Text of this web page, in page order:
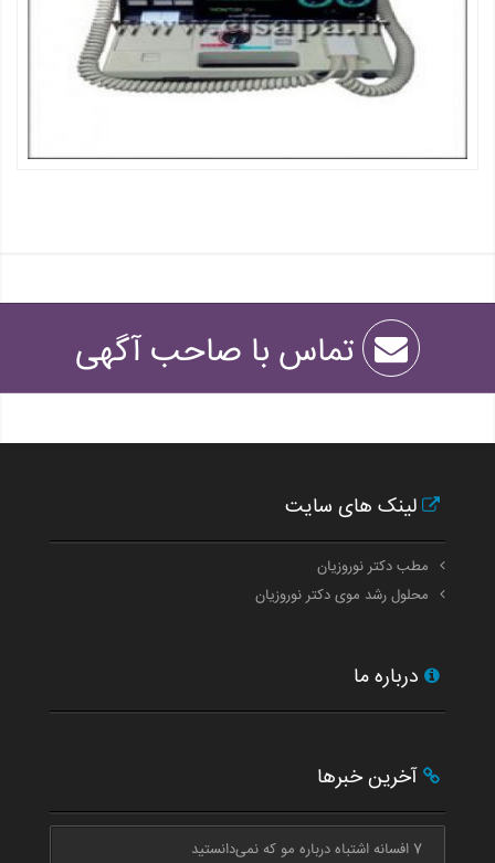
تماس با صاحب آگهی
لینک های سایت
مطب دکتر نوروزیان
محلول رشد موی دکتر نوروزیان
درباره ما
آخرین خبرها
7 افسانه اشتباه درباره مو که نمی‌دانستید